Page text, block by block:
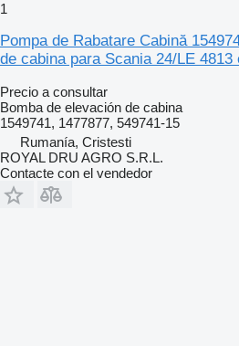
1
Pompa de Rabatare Cabină
de cabina para Scania 24/LE 4813
Precio a consultar
Bomba de elevación de cabina
1549741, 1477877, 549741-15
Rumanía, Cristesti
ROYAL DRU AGRO S.R.L.
Contacte con el vendedor